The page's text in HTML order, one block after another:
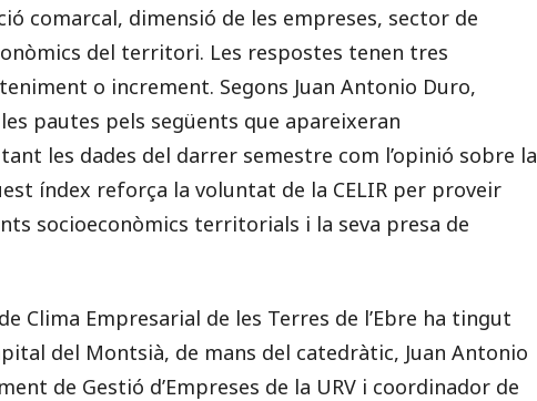
comarcal, dimensió de les empreses, sector de
del territori. Les respostes tenen tres
o increment. Segons Juan Antonio Duro,
pautes pels següents que apareixeran
les dades del darrer semestre com l’opinió sobre la
índex reforça la voluntat de la CELIR per proveir
socioeconòmics territorials i la seva presa de
Clima Empresarial de les Terres de l’Ebre ha tingut
del Montsià, de mans del catedràtic, Juan Antonio
de Gestió d’Empreses de la URV i coordinador de